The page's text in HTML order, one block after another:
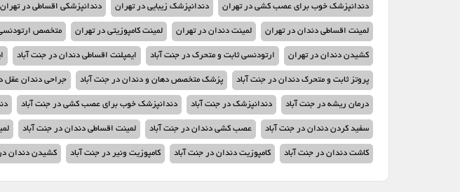
دندانپزشک خوب برای عصب کشی در تهران دندانپزشک زیبایی در تهران دندانپزشکی اقساطی در تهران
لمینت اقساطی دندان در تهران لمینت دندان در تهران لمینت کامپوزیتی در تهران متخصص
کشیدن دندان در تهران ارتودنسی ثابت و متحرک در جنت آباد ایمپلنت اقساطی دندان در جنت آباد
پروتز ثابت و متحرک دندان در جنت آباد پزشک متخصص دهان و دندان در جنت آباد جراحی دندان عقل
درمان ریشه در جنت آباد دندانپزشک در جنت آباد دندانپزشک خوب برای عصب کشی در جنت آباد
سفید کردن دندان در جنت آباد عصب کشی دندان در جنت آباد لمینت اقساطی دندان در جنت آباد
کاشت دندان در جنت آباد کامپوزیت دندان در جنت آباد کامپوزیت ونیر در جنت آباد کشیدن دندان